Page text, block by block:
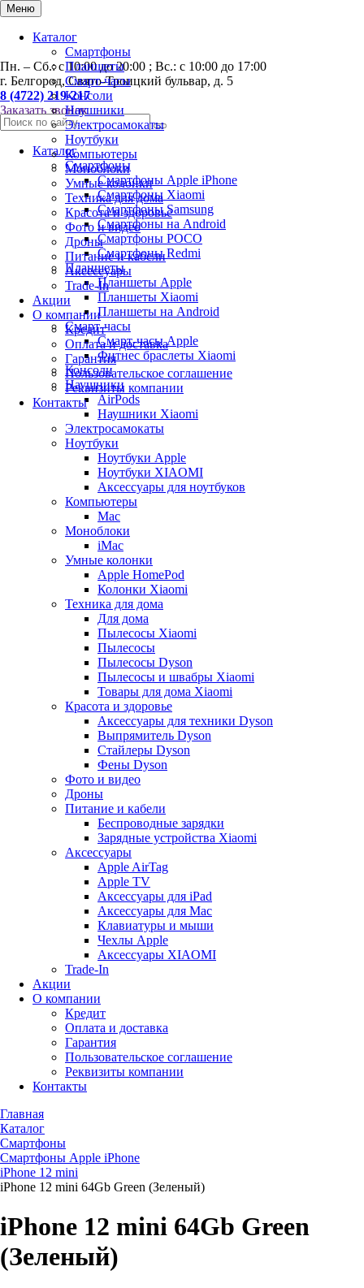
Меню
Каталог
Смартфоны
Планшеты
Смарт-часы
Консоли
Наушники
Электросамокаты
Ноутбуки
Компьютеры
Моноблоки
Умные колонки
Техника для дома
Красота и здоровье
Фото и видео
Дроны
Питание и кабели
Аксессуары
Trade-In
Акции
О компании
Кредит
Оплата и доставка
Гарантия
Пользовательское соглашение
Реквизиты компании
Контакты
0
Пн. – Сб.: с 10:00 до 20:00 ; Вс.: с 10:00 до 17:00
г. Белгород, Свято-Троицкий бульвар, д. 5
8 (4722) 219-217
Заказать звонок
Каталог
Смартфоны
Смартфоны Apple iPhone
Смартфоны Хiaomi
Смартфоны Samsung
Смартфоны на Android
Смартфоны POCO
Смартфоны Redmi
Планшеты
Планшеты Apple
Планшеты Xiaomi
Планшеты на Android
Смарт-часы
Смарт-часы Apple
Фитнес браслеты Xiaomi
Консоли
Наушники
AirPods
Наушники Xiaomi
Электросамокаты
Ноутбуки
Ноутбуки Apple
Ноутбуки XIAOMI
Аксессуары для ноутбуков
Компьютеры
Mac
Моноблоки
iMac
Умные колонки
Apple HomePod
Колонки Xiaomi
Техника для дома
Для дома
Пылесосы Xiaomi
Пылесосы
Пылесосы Dyson
Пылесосы и швабры Xiaomi
Товары для дома Xiaomi
Красота и здоровье
Аксессуары для техники Dyson
Выпрямитель Dyson
Стайлеры Dyson
Фены Dyson
Фото и видео
Дроны
Питание и кабели
Беспроводные зарядки
Зарядные устройства Xiaomi
Аксессуары
Apple AirTag
Apple TV
Аксессуары для iPad
Аксессуары для Mac
Клавиатуры и мыши
Чехлы Apple
Аксессуары XIAOMI
Trade-In
Акции
О компании
Кредит
Оплата и доставка
Гарантия
Пользовательское соглашение
Реквизиты компании
Контакты
Главная
Каталог
Смартфоны
Смартфоны Apple iPhone
iPhone 12 mini
iPhone 12 mini 64Gb Green (Зеленый)
iPhone 12 mini 64Gb Green
(Зеленый)